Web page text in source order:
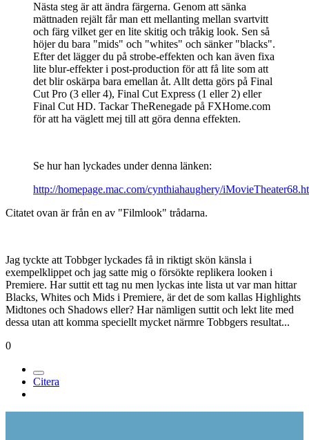
Nästa steg är att ändra färgerna. Genom att sänka
mättnaden rejält får man ett mellanting mellan svartvitt
och färg vilket ger en lite skitig och tråkig look. Sen så
höjer du bara "mids" och "whites" och sänker "blacks".
Efter det lägger du på strobe-effekten och kan även fixa
lite blur-effekter i post-production för att få lite som att
det blir oskärpa bara emellan åt. Allt detta görs på Final
Cut Pro (3 eller 4), Final Cut Express (1 eller 2) eller
Final Cut HD. Tackar TheRenegade på FXHome.com
för att ha väglett mej till att göra denna effekten.
Se hur han lyckades under denna länken:
http://homepage.mac.com/cynthiahaughery/
Citatet ovan är från en av "Filmlook" trådarna.
Jag tyckte att Tobbger lyckades få in riktigt skön känsla i
exempelklippet och jag satte mig o försökte replikera looken i
Premiere. Har suttit ett tag nu men lyckas inte lista ut var man hittar
Blacks, Whites och Mids i Premiere, är det de som kallas Highlights
Midtones och Shadows eller? Har nämligen suttit och lekt lite med
dessa utan att komma speciellt mycket närmre Tobbgers resultat...
0
Citera